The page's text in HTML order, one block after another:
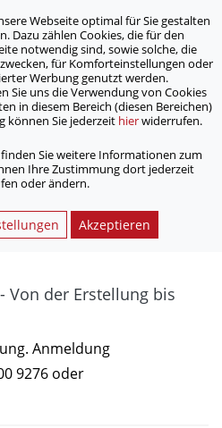
Sieg/Eifel e.V.
Demenz
Angehörigentreff Demenz
Von der Erstellung bis
Anmeldung
9276 oder
Webseite optimal für Sie gestalten
Dazu zählen Cookies, die für den
notwendig sind, sowie solche, die
für Komforteinstellungen oder
Werbung genutzt werden.
Sie uns die Verwendung von Cookies
in diesem Bereich (diesen Bereichen)
können Sie jederzeit hierwiderrufen.
Sie weitere Informationen zum
Ihre Zustimmung dort jederzeit
oder ändern.
Akzeptieren